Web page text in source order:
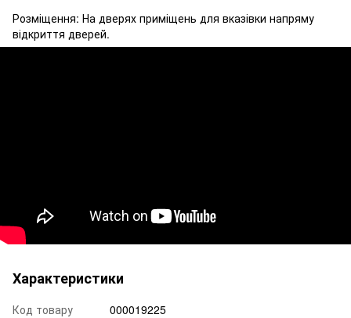
Розміщення: На дверях приміщень для вказівки напряму
відкриття дверей.
Характеристики
Код товару
000019225